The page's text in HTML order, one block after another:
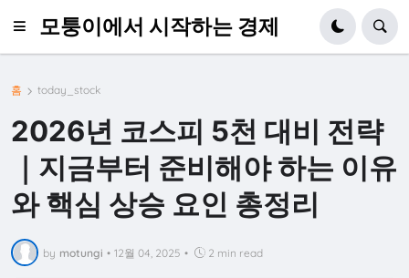
모퉁이에서 시작하는 경제
홈 today_stock
2026년 코스피 5천 대비 전략
｜지금부터 준비해야 하는 이유
와 핵심 상승 요인 총정리
by motungi • 12월 04, 2025 • 2 min read